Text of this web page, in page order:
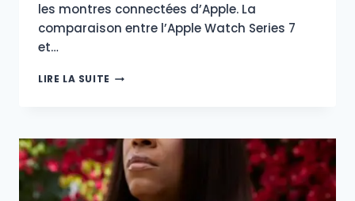
les montres connectées d’Apple. La
comparaison entre l’Apple Watch Series 7
et…
LIRE LA SUITE APPLE
VS
APPLE
WATCH
SERIES
8